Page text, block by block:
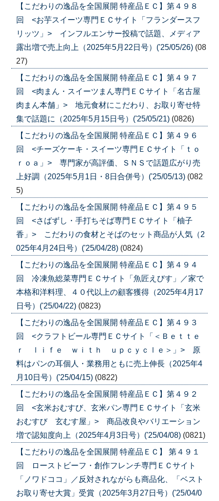
【こだわりの逸品を全国展開 特産品ＥＣ】第４９８
回 <お芋スイーツ専門ＥＣサイト「フランダースフ
リッツ」> インフルエンサー投稿で話題、メディア
露出増で売上向上（2025年5月22日号）('25/05/26) (08
27)
【こだわりの逸品を全国展開 特産品ＥＣ】第４９７
回 <肉まん・スイーツまん専門ＥＣサイト「名古屋
肉まん本舗」> 地元食材にこだわり、お取り寄せ特
集で話題に（2025年5月15日号）('25/05/21) (0826)
【こだわりの逸品を全国展開 特産品ＥＣ】第４９６
回 <チーズケーキ・スイーツ専門ＥＣサイト「ｔｏ
ｒｏａ」> 専門家が高評価、ＳＮＳで話題広がり売
上好調（2025年5月1日・8日合併号）('25/05/13) (082
5)
【こだわりの逸品を全国展開 特産品ＥＣ】第４９５
回 <さばずし・手打ちそば専門ＥＣサイト「柚子
香」> こだわりの食材とそばのセット商品が人気（2
025年4月24日号）('25/04/28) (0824)
【こだわりの逸品を全国展開 特産品ＥＣ】第４９４
回 冷凍魚総菜専門ＥＣサイト「魚匠えびす」／家で
本格和洋料理、４０代以上の顧客獲得（2025年4月17
日号）('25/04/22) (0823)
【こだわりの逸品を全国展開 特産品ＥＣ】第４９３
回 <クラフトビール専門ＥＣサイト「＜Ｂｅｔｔｅ
ｒ ｌｉｆｅ ｗｉｔｈ ｕｐｃｙｃｌｅ＞」> 原
料はパンの耳個人・業務用ともに売上伸長（2025年4
月10日号）('25/04/15) (0822)
【こだわりの逸品を全国展開 特産品ＥＣ】第４９２
回 <玄米おむすび、玄米パン専門ＥＣサイト「玄米
おむすび 玄むす屋」> 商品改良やバリエーション
増で認知度向上（2025年4月3日号）('25/04/08) (0821)
【こだわりの逸品を全国展開 特産品ＥＣ】 第４９１
回 ローストビーフ・創作フレンチ専門ＥＣサイト
「ノワドココ」／反対されながらも商品化、「ベスト
お取り寄せ大賞」受賞（2025年3月27日号）('25/04/0